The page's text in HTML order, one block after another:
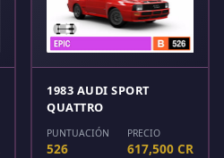
1983 AUDI SPORT
QUATTRO
PUNTUACIÓN
526
PRECIO
617,500 CR